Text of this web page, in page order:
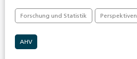
Forschung und Statistik Perspektiven
AHV